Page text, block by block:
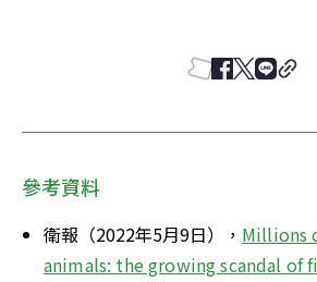
參考資料
衛報（2022年5月9日）， Millions
animals: the growing scandal of